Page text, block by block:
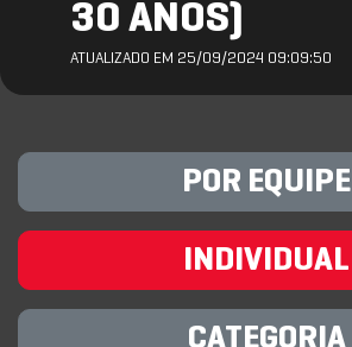
30 ANOS)
ATUALIZADO EM 25/09/2024 09:09:50
POR EQUIPE
INDIVIDUAL
CATEGORIA